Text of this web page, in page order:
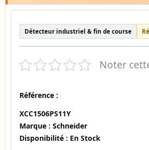
Détecteur industriel & fin de course
Noter
Référence :
XCC1506PS11Y
Marque : Schneider
Disponibilité : En Stock